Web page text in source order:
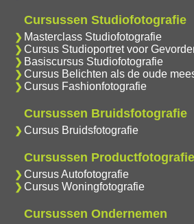
Cursussen Studiofotografie
Masterclass Studiofotografie
Cursus Studioportret voor
Basiscursus Studiofotografie
Cursus Belichten als de oude
Cursus Fashionfotografie
Cursussen Bruidsfotografie
Cursus Bruidsfotografie
Cursussen Productfotografie
Cursus Autofotografie
Cursus Woningfotografie
Cursussen Ondernemen